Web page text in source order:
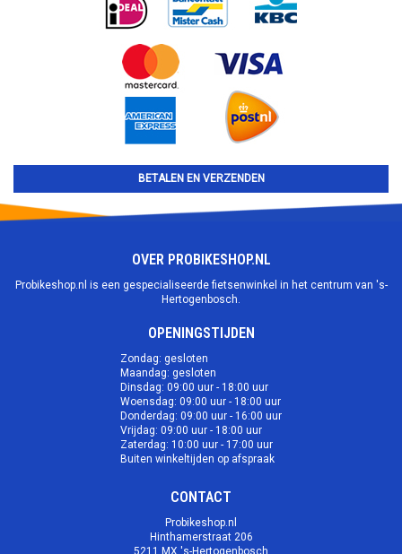
BETALEN EN VERZENDEN
OVER PROBIKESHOP.NL
Probikeshop.nl is een gespecialiseerde fietsenwinkel in het centrum van 's-
Hertogenbosch.
OPENINGSTIJDEN
Zondag: gesloten
Maandag: gesloten
Dinsdag: 09:00 uur - 18:00 uur
Woensdag: 09:00 uur - 18:00 uur
Donderdag: 09:00 uur - 16:00 uur
Vrijdag: 09:00 uur - 18:00 uur
Zaterdag: 10:00 uur - 17:00 uur
Buiten winkeltijden op afspraak
CONTACT
Probikeshop.nl
Hinthamerstraat 206
5211 MX 's-Hertogenbosch